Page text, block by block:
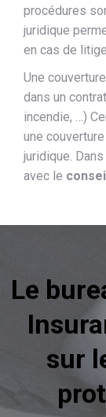
procédures
juridique
en cas de
Une
dans un
incendie, …)
une
juridique.
avec le
Le
sur